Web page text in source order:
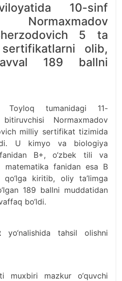
10-sinf
5 ta
olib,
189 ballni
Toyloq tumanidagi 11-
Normaxmadov
milliy sertifikat tizimida
U kimyo va biologiya
B+, o‘zbek tili va
fanidan esa B
kiritib, oliy ta’limga
189 ballni muddatidan
bo‘ldi.
yo‘nalishida tahsil olishni
muxbiri mazkur o‘quvchi